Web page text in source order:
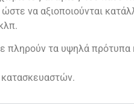
να αξιοποιούνται
πληρούν τα υψηλά